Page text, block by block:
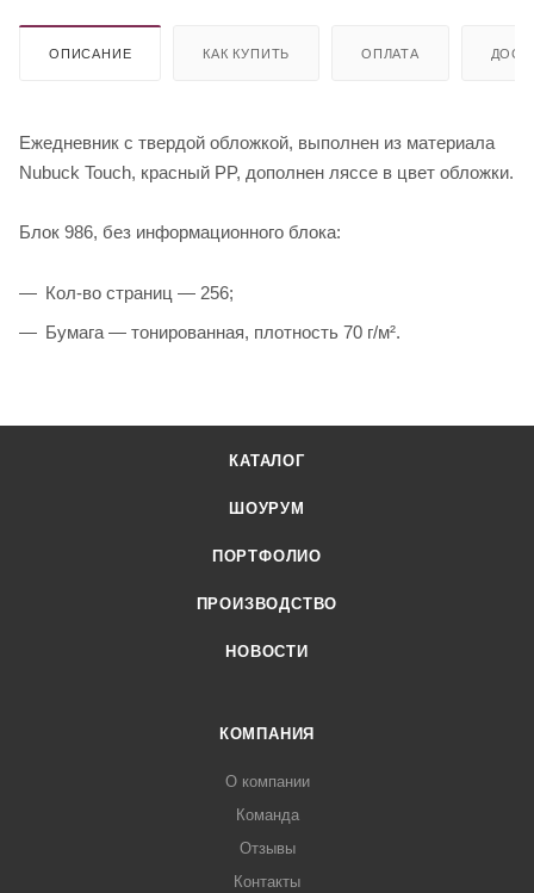
ОПИСАНИЕ КАК КУПИТЬ ОПЛАТА
Ежедневник с твердой обложкой, выполнен из материала
Nubuck Touch, красный PP, дополнен ляссе в цвет обложки.
Блок 986, без информационного блока:
Кол-во страниц — 256;
Бумага — тонированная, плотность 70 г/м².
КАТАЛОГ
ШОУРУМ
ПОРТФОЛИО
ПРОИЗВОДСТВО
НОВОСТИ
КОМПАНИЯ
О компании
Команда
Отзывы
Контакты